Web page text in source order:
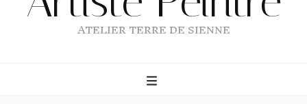
ATELIER TERRE DE SIENNE